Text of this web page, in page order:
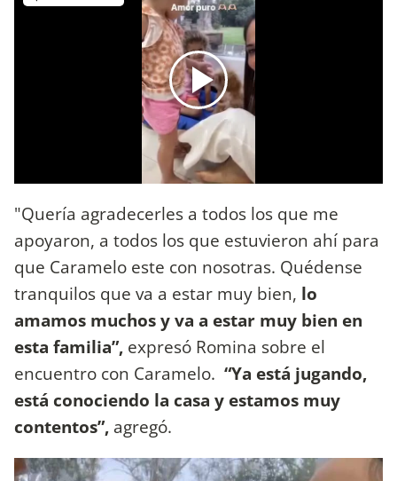
"Quería agradecerles a todos los que me
apoyaron, a todos los que estuvieron ahí para
que Caramelo este con nosotras. Quédense
tranquilos que va a estar muy bien, lo
amamos muchos y va a estar muy bien en
esta familia”, expresó Romina sobre el
encuentro con Caramelo. “Ya está jugando,
está conociendo la casa y estamos muy
contentos”, agregó.